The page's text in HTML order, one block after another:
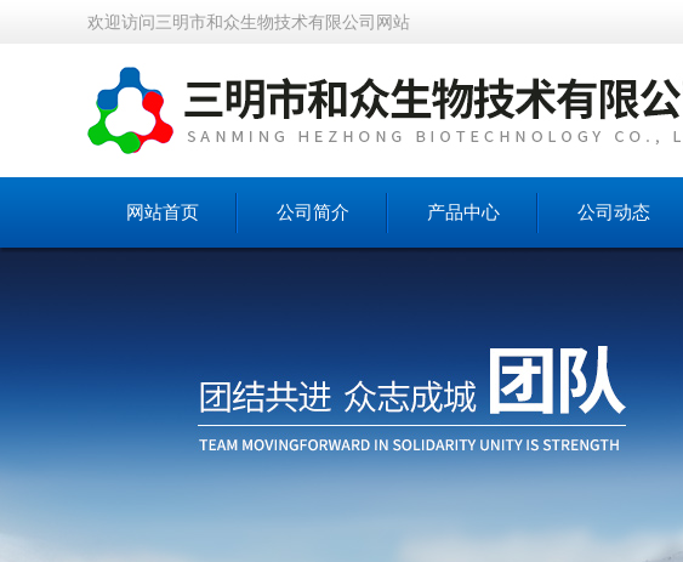
欢迎访问三明市和众生物技术有限公司网站
网站首页 公司简介 产品中心 公司动态